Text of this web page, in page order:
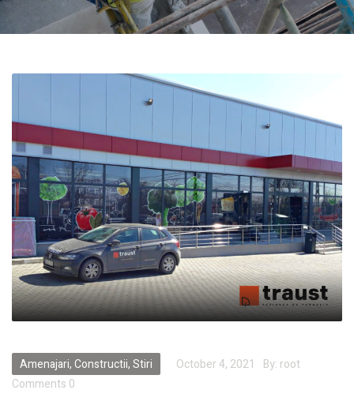
Amenajari,Constructii,Stiri October 4, 2021 By: root
Comments 0